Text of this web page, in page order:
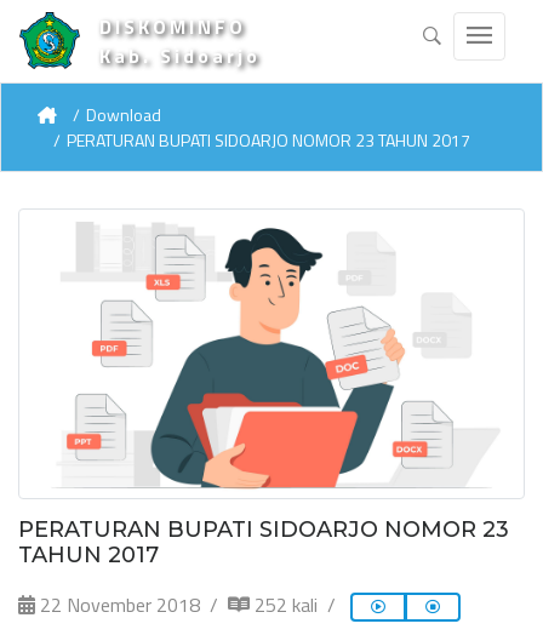
DISKOMINFO
Kab. Sidoarjo
Download
PERATURAN BUPATI SIDOARJO NOMOR 23 TAHUN 2017
PERATURAN BUPATI SIDOARJO NOMOR 23
TAHUN 2017
22 November 2018
252 kali